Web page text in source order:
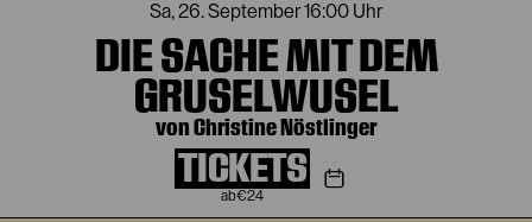
Sa, 26. September16:00 Uhr
DIE SACHE MIT DEM
GRUSELWUSEL
von Christine Nöstlinger
TICKETS
€24